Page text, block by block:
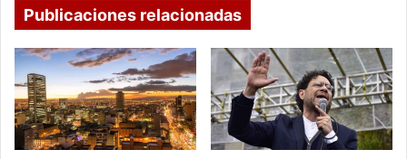
Publicaciones relacionadas